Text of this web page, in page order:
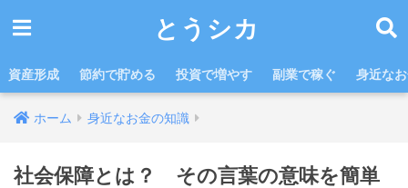
とうシカ
資産形成 節約で貯める 投資で増やす 副業で稼ぐ 身近な
ホーム 身近なお金の知識
社会保障とは？ その言葉の意味を簡単